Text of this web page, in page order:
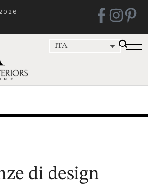
ITA
di design